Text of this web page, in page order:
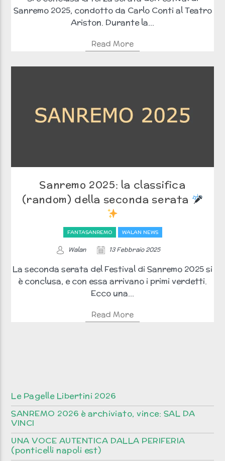
Sanremo 2025, condotto da Carlo Conti al Teatro
Ariston. Durante la...
Read More
Sanremo 2025: la classifica
(random) della seconda serata
FANTASANREMO WALAN NEWS
Walan 13 Febbraio 2025
La seconda serata del Festival di Sanremo 2025 si
è conclusa, e con essa arrivano i primi verdetti.
Ecco una...
Read More
Le Pagelle Libertini 2026
SANREMO 2026 è archiviato, vince: SAL DA
VINCI
UNA VOCE AUTENTICA DALLA PERIFERIA
(ponticelli napoli est)